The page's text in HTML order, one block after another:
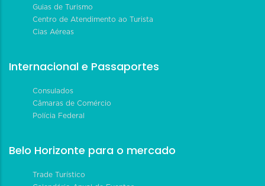
Guias de Turismo
Centro de Atendimento ao Turista
Cias Aéreas
Internacional e Passaportes
Consulados
Câmaras de Comércio
Polícia Federal
Belo Horizonte para o mercado
Trade Turístico